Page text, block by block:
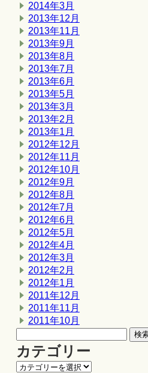
2014年3月
2013年12月
2013年11月
2013年9月
2013年8月
2013年7月
2013年6月
2013年5月
2013年3月
2013年2月
2013年1月
2012年12月
2012年11月
2012年10月
2012年9月
2012年8月
2012年7月
2012年6月
2012年5月
2012年4月
2012年3月
2012年2月
2012年1月
2011年12月
2011年11月
2011年10月
カテゴリー